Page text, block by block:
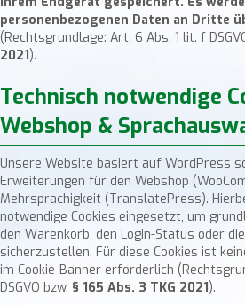
personenbezogenen Daten an Dritte
(Rechtsgrundlage: Art. 6 Abs. 1 lit. f
2021).
Technisch notwendige
Webshop &
Unsere Website basiert auf WordPress
Erweiterungen für den Webshop
Mehrsprachigkeit (TranslatePress).
notwendige Cookies eingesetzt, um
den Warenkorb, den Login-Status oder
sicherzustellen. Für diese Cookies ist
im Cookie-Banner erforderlich
DSGVO bzw. § 165 Abs. 3 TKG 2021).